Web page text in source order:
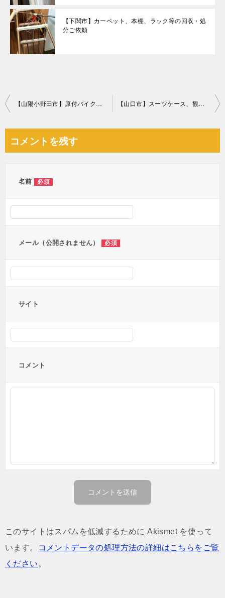
【下関市】カーペット、本棚、ラック等の回収・処
分ご依頼
投
ビ
【山陽小野田市】原付バイクの回収・処分ご依頼 お客様の声 【山口市】スーツケース、観葉植物、プレステ、一般ごみ等の回収
コメントを残す
名前 必須
メール（公開されません） 必須
サイト
コメント
このサイトはスパムを低減するために Akismet を使って
います。
コメントデータの処理方法の詳細はこちらをご覧
ください 。